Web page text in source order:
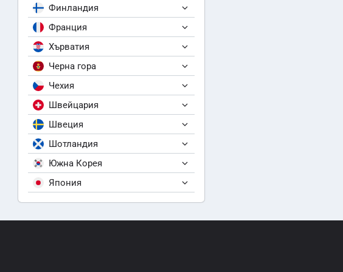
Финландия
Франция
Хърватия
Черна гора
Чехия
Швейцария
Швеция
Шотландия
Южна Корея
Япония